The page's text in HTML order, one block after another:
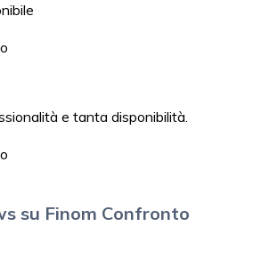
e tanta disponibilità.
su Finom Confronto